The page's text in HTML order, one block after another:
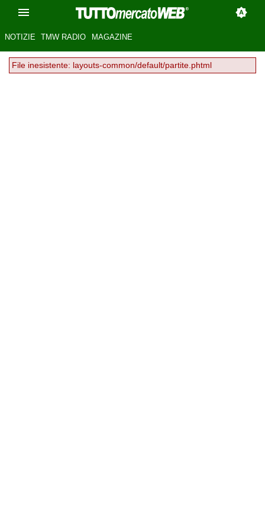
NOTIZIE TMW RADIO MAGAZINE
File inesistente: layouts-common/default/partite.phtml